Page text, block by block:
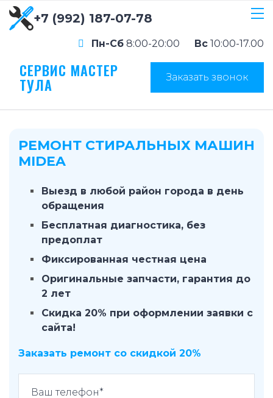
+7 (992) 187-07-78
Пн-Сб 8:00-20:00 Вс 10:00-17.00
СЕРВИС МАСТЕР
ТУЛА Заказать звонок
РЕМОНТ СТИРАЛЬНЫХ МАШИН
MIDEA
Выезд в любой район города в день
обращения
Бесплатная диагностика, без
предоплат
Фиксированная честная цена
Оригинальные запчасти, гарантия до
2 лет
Скидка 20% при оформлении заявки с
сайта!
Заказать ремонт со скидкой 20%